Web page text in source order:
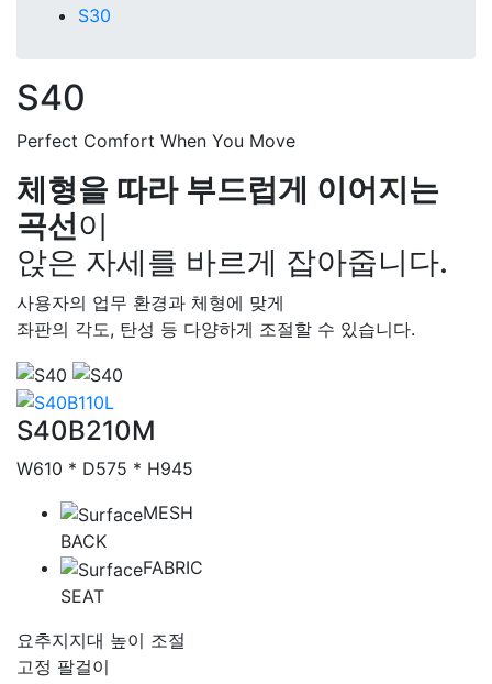
S30
S40
Perfect Comfort When You Move
체형을 따라 부드럽게 이어지는
곡선이
앉은 자세를 바르게 잡아줍니다.
사용자의 업무 환경과 체형에 맞게
좌판의 각도, 탄성 등 다양하게 조절할 수 있습니다.
Thumbs
Catalog
S40B210M
W610 * D575 * H945
MESH
BACK
FABRIC
SEAT
요추지지대 높이 조절
고정 팔걸이